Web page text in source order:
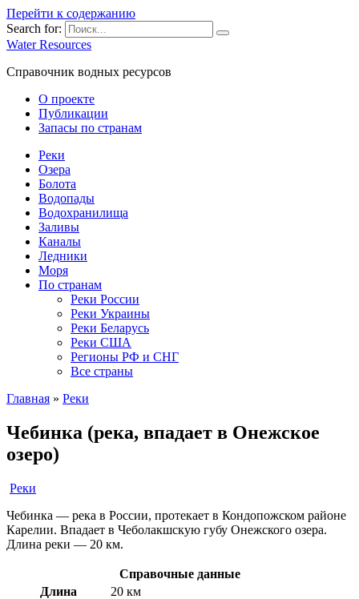
Перейти к содержанию
Search for:
Water Resources
Справочник водных ресурсов
О проекте
Публикации
Запасы по странам
Реки
Озера
Болота
Водопады
Водохранилища
Заливы
Каналы
Ледники
Моря
По странам
Реки России
Реки Украины
Реки Беларусь
Реки США
Регионы РФ и СНГ
Все страны
Главная » Реки
Чебинка (река, впадает в Онежское
озеро)
Реки
Чебинка — река в России, протекает в Кондопожском районе
Карелии. Впадает в Чеболакшскую губу Онежского озера.
Длина реки — 20 км.
Справочные данные
Длина
20 км